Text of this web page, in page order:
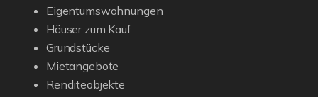
Eigentumswohnungen
Häuser zum Kauf
Grundstücke
Mietangebote
Renditeobjekte